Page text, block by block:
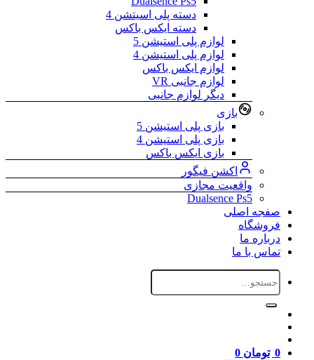
دسته پلی اسیتشن 4
دسته ایکس باکس
لوازم پلی استیشن 5
لوازم پلی استیشن 4
لوازم ایکس باکس
لوازم جانبی VR
دیگر لوازم جانبی
بازی
بازی پلی استیشن 5
بازی پلی استیشن 4
بازی ایکس باکس
اکشن فیگور
واقعیت مجازی
Dualsence Ps5
صفجه اصلی
فروشگاه
درباره ما
تماس با ما
جستجو
برای:
0 تومان 0